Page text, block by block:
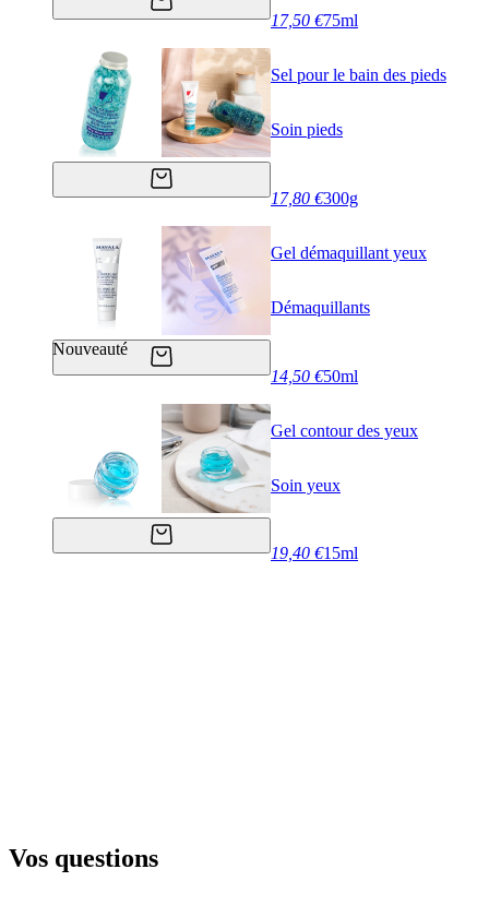
17,50 €75ml
Sel pour le bain des pieds
Soin pieds
17,80 €300g
Nouveauté
Gel démaquillant yeux
Démaquillants
14,50 €50ml
Gel contour des yeux
Soin yeux
19,40 €15ml
Vos questions